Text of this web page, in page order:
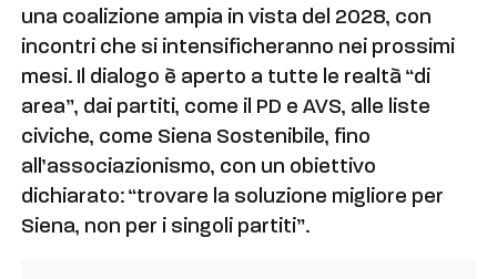
una coalizione ampia in vista del 2028, con
incontri che si intensificheranno nei prossimi
mesi. Il dialogo è aperto a tutte le realtà “di
area”, dai partiti, come il PD e AVS, alle liste
civiche, come Siena Sostenibile, fino
all’associazionismo, con un obiettivo
dichiarato: “trovare la soluzione migliore per
Siena, non per i singoli partiti”.